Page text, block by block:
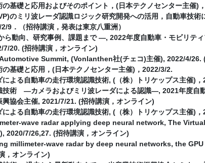
基礎と応用およびそのポイント，(日本テクノセンター主催)
のミリ波レーダ認識ロジック研究開発への活用，自動車技術
9．（招待講演，発表は東京八重洲）
動向、研究事例、課題まで ―, 2022年度自動車・モビリテ
7/20. (招待講演，オンライン)
Summit, (Vonlanthen社(チェコ)主催), 2022/4/26. (
基礎と応用，(日本テクノセンター主催)，2022/3/2.
よる自動車の走行環境認識技術, (（株）トリケップス主催)
技術 ―カメラおよびミリ波レーダによる認識―, 2021年度自
協会主催, 2021/7/21. (招待講演，オンライン)
よる自動車の走行環境認識技術, (（株）トリケップス主催)
wave radar applying deep neural network, The
7/26,27. (招待講演，オンライン)
millimeter-wave radar by deep neural networks, the
，オンライン)